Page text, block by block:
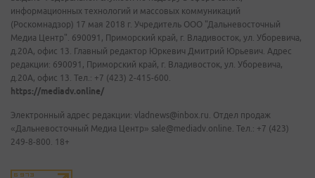
информационных технологий и массовых коммуникаций
(Роскомнадзор) 17 мая 2018 г. Учредитель ООО "Дальневосточный
Медиа Центр". 690091, Приморский край, г. Владивосток, ул. Уборевича,
д.20А, офис 13. Главный редактор Юркевич Дмитрий Юрьевич. Адрес
редакции: 690091, Приморский край, г. Владивосток, ул. Уборевича,
д.20А, офис 13. Тел.: +7 (423) 2-415-600.
https://mediadv.online/
Электронный адрес редакции: vladnews@inbox.ru. Отдел продаж
«Дальневосточный Медиа Центр» sale@mediadv.online. Тел.: +7 (423)
249-8-800. 18+